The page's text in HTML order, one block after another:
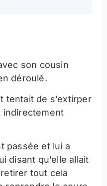
son cousin
déroulé.
tentait de s’extirper
indirectement
passée et lui a
disant qu’elle allait
tout cela